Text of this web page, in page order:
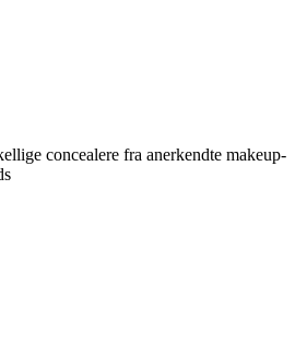
concealere fra anerkendte makeup-